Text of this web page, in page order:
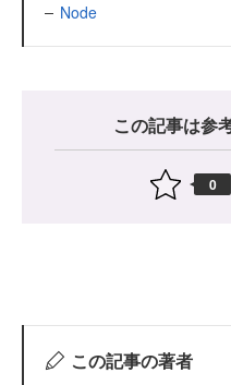
Node
この記事は参
0
この記事の著者